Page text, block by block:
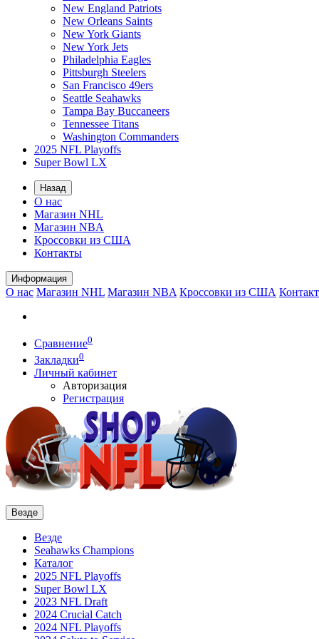
New England Patriots
New Orleans Saints
New York Giants
New York Jets
Philadelphia Eagles
Pittsburgh Steelers
San Francisco 49ers
Seattle Seahawks
Tampa Bay Buccaneers
Tennessee Titans
Washington Commanders
2025 NFL Playoffs
Super Bowl LX
Назад
О нас
Магазин NHL
Магазин NBA
Кроссовки из США
Контакты
Информация
О нас Магазин NHL Магазин NBA Кроссовки из США
Сравнение0
Закладки0
Личный кабинет
Авторизация
Регистрация
Везде
Везде
Seahawks Champions
Каталог
2025 NFL Playoffs
Super Bowl LX
2023 NFL Draft
2024 Crucial Catch
2024 NFL Playoffs